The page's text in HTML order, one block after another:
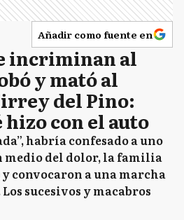
Añadir como fuente en
incriminan al
y mató al
del Pino:
hizo con el auto
habría confesado a uno
medio del dolor, la familia
convocaron a una marcha
sucesivos y macabros